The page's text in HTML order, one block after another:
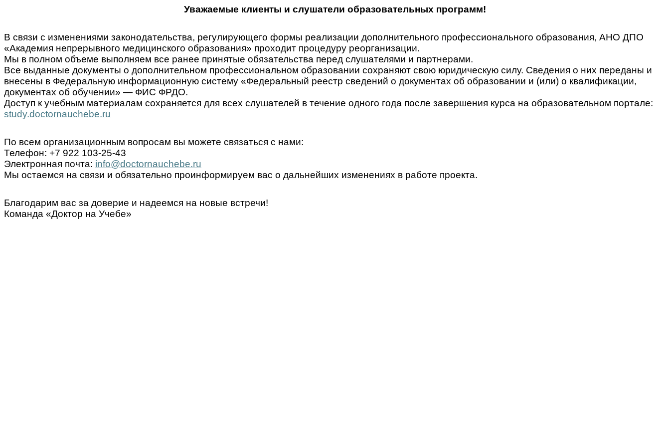
Уважаемые клиенты и слушатели образовательных программ!
В связи с изменениями законодательства, регулирующего формы реализации дополнительного профессионального образования, АНО ДПО
«Академия непрерывного медицинского образования» проходит процедуру реорганизации.
Мы в полном объеме выполняем все ранее принятые обязательства перед слушателями и партнерами.
Все выданные документы о дополнительном профессиональном образовании сохраняют свою юридическую силу. Сведения о них переданы и
внесены в Федеральную информационную систему «Федеральный реестр сведений о документах об образовании и (или) о квалификации,
документах об обучении» — ФИС ФРДО.
Доступ к учебным материалам сохраняется для всех слушателей в течение одного года после завершения курса на образовательном портале:
study.doctornauchebe.ru
По всем организационным вопросам вы можете связаться с нами:
Телефон: +7 922 103-25-43
Электронная почта: info@doctornauchebe.ru
Мы остаемся на связи и обязательно проинформируем вас о дальнейших изменениях в работе проекта.
Благодарим вас за доверие и надеемся на новые встречи!
Команда «Доктор на Учебе»